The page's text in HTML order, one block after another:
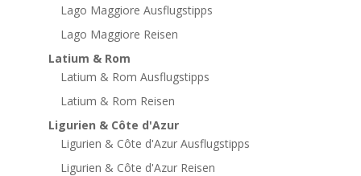
Lago Maggiore Ausflugstipps
Lago Maggiore Reisen
Latium & Rom
Latium & Rom Ausflugstipps
Latium & Rom Reisen
Ligurien & Côte d'Azur
Ligurien & Côte d'Azur Ausflugstipps
Ligurien & Côte d'Azur Reisen